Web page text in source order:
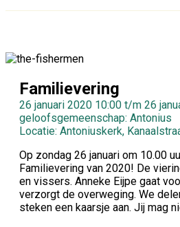
Familievering
26 januari 2020 10:00 t/m 26
geloofsgemeenschap: Antonius
Locatie: Antoniuskerk,
Op zondag 26 januari om 10.00
Familievering van 2020! De
en vissers. Anneke Eijpe gaat
verzorgt de overweging. We
steken een kaarsje aan. Jij mag